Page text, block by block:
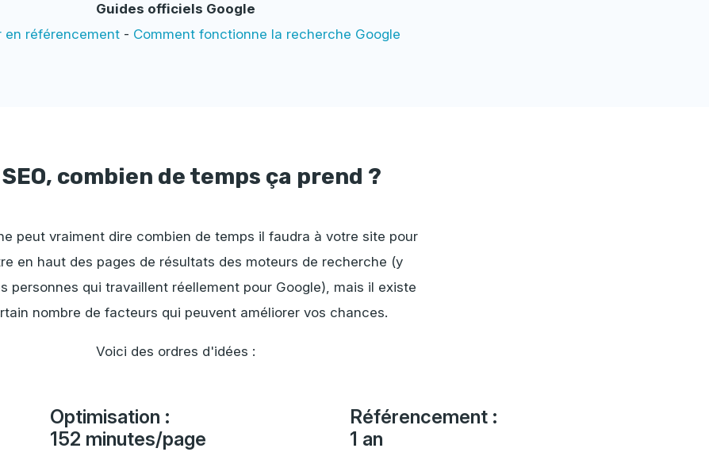
Guides officiels Google
en référencement- Comment fonctionne la recherche Google
combien de temps ça prend ?
peut vraiment dire combien de temps il faudra à votre site pour
en haut des pages de résultats des moteurs de recherche (y
personnes qui travaillent réellement pour Google), mais il existe
nombre de facteurs qui peuvent améliorer vos chances.
Voici des ordres d'idées :
Optimisation :
152 minutes/page
Référencement :
1 an